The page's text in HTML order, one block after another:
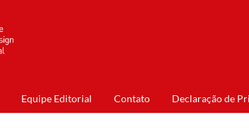
Equipe Editorial Contato Declaração de